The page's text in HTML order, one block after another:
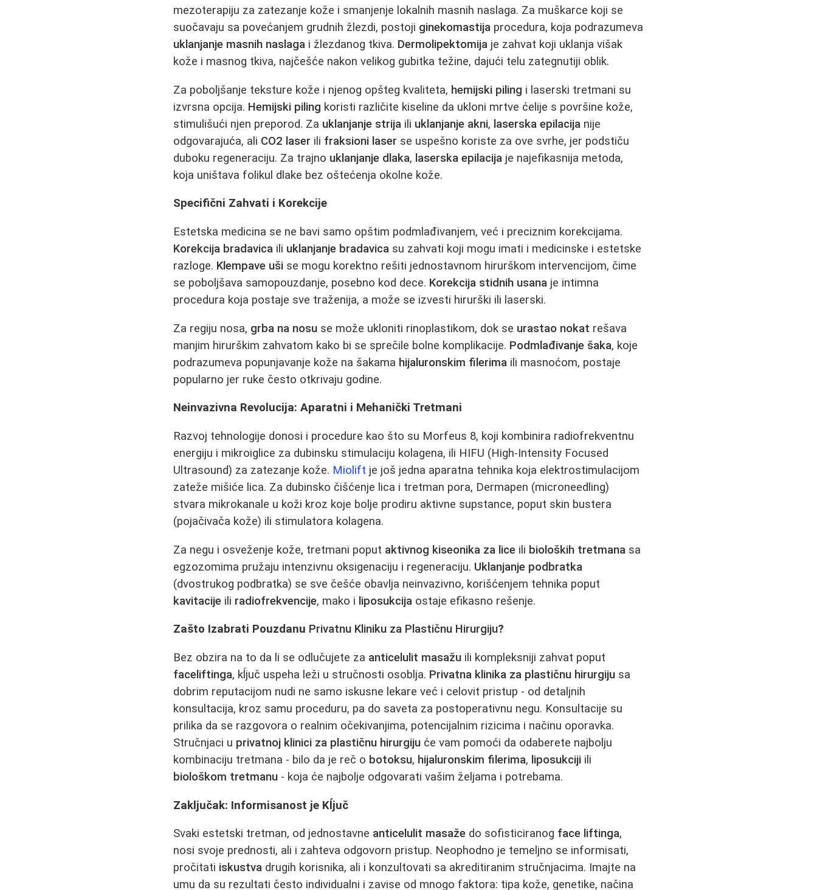
mezoterapiju za zatezanje kože i smanjenje lokalnih masnih naslaga. Za muškarce koji se
suočavaju sa povećanjem grudnih žlezdi, postoji ginekomastija procedura, koja podrazumeva
uklanjanje masnih naslaga i žlezdanog tkiva. Dermolipektomija je zahvat koji uklanja višak
kože i masnog tkiva, najčešće nakon velikog gubitka težine, dajući telu zategnutiji oblik.
Za poboljšanje teksture kože i njenog opšteg kvaliteta, hemijski piling i laserski tretmani su
izvrsna opcija. Hemijski piling koristi različite kiseline da ukloni mrtve ćelije s površine kože,
stimulišući njen preporod. Za uklanjanje strija ili uklanjanje akni, laserska epilacija nije
odgovarajuća, ali CO2 laser ili fraksioni laser se uspešno koriste za ove svrhe, jer podstiču
duboku regeneraciju. Za trajno uklanjanje dlaka, laserska epilacija je najefikasnija metoda,
koja uništava folikul dlake bez oštećenja okolne kože.
Specifični Zahvati i Korekcije
Estetska medicina se ne bavi samo opštim podmlađivanjem, već i preciznim korekcijama.
Korekcija bradavica ili uklanjanje bradavica su zahvati koji mogu imati i medicinske i estetske
razloge. Klempave uši se mogu korektno rešiti jednostavnom hirurškom intervencijom, čime
se poboljšava samopouzdanje, posebno kod dece. Korekcija stidnih usana je intimna
procedura koja postaje sve traženija, a može se izvesti hirurški ili laserski.
Za regiju nosa, grba na nosu se može ukloniti rinoplastikom, dok se urastao nokat rešava
manjim hirurškim zahvatom kako bi se sprečile bolne komplikacije. Podmlađivanje šaka, koje
podrazumeva popunjavanje kože na šakama hijaluronskim filerima ili masnoćom, postaje
popularno jer ruke često otkrivaju godine.
Neinvazivna Revolucija: Aparatni i Mehanički Tretmani
Razvoj tehnologije donosi i procedure kao što su Morfeus 8, koji kombinira radiofrekventnu
energiju i mikroiglice za dubinsku stimulaciju kolagena, ili HIFU (High-Intensity Focused
Ultrasound) za zatezanje kože. Miolift je još jedna aparatna tehnika koja elektrostimulacijom
zateže mišiće lica. Za dubinsko čišćenje lica i tretman pora, Dermapen (microneedling)
stvara mikrokanale u koži kroz koje bolje prodiru aktivne supstance, poput skin bustera
(pojačivača kože) ili stimulatora kolagena.
Za negu i osveženje kože, tretmani poput aktivnog kiseonika za lice ili bioloških tretmana sa
egzozomima pružaju intenzivnu oksigenaciju i regeneraciju. Uklanjanje podbratka
(dvostrukog podbratka) se sve češće obavlja neinvazivno, korišćenjem tehnika poput
kavitacije ili radiofrekvencije, mako i liposukcija ostaje efikasno rešenje.
Zašto Izabrati Pouzdanu Privatnu Kliniku za Plastičnu Hirurgiju?
Bez obzira na to da li se odlučujete za anticelulit masažu ili kompleksniji zahvat poput
faceliftinga, kĺjuč uspeha leži u stručnosti osoblja. Privatna klinika za plastičnu hirurgiju sa
dobrim reputacijom nudi ne samo iskusne lekare već i celovit pristup - od detaljnih
konsultacija, kroz samu proceduru, pa do saveta za postoperativnu negu. Konsultacije su
prilika da se razgovora o realnim očekivanjima, potencijalnim rizicima i načinu oporavka.
Stručnjaci u privatnoj klinici za plastičnu hirurgiju će vam pomoći da odaberete najbolju
kombinaciju tretmana - bilo da je reč o botoksu, hijaluronskim filerima, liposukciji ili
biološkom tretmanu - koja će najbolje odgovarati vašim željama i potrebama.
Zaključak: Informisanost je Kĺjuč
Svaki estetski tretman, od jednostavne anticelulit masaže do sofisticiranog face liftinga,
nosi svoje prednosti, ali i zahteva odgovorn pristup. Neophodno je temeljno se informisati,
pročitati iskustva drugih korisnika, ali i konzultovati sa akreditiranim stručnjacima. Imajte na
umu da su rezultati često individualni i zavise od mnogo faktora: tipa kože, genetike, načina